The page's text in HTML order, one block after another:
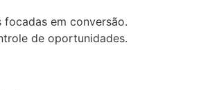
em conversão.
de oportunidades.